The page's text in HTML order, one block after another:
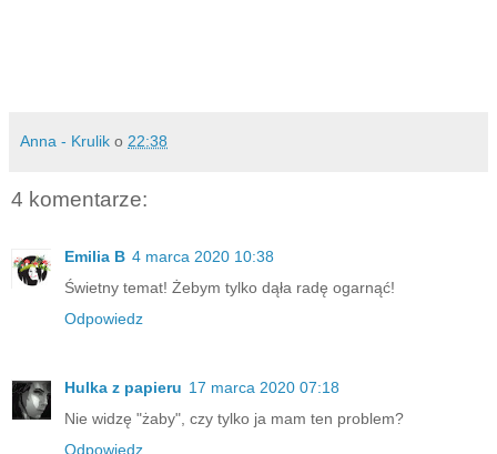
Anna - Krulik o 22:38
4 komentarze:
Emilia B 4 marca 2020 10:38
Świetny temat! Żebym tylko dąła radę ogarnąć!
Odpowiedz
Hulka z papieru 17 marca 2020 07:18
Nie widzę "żaby", czy tylko ja mam ten problem?
Odpowiedz